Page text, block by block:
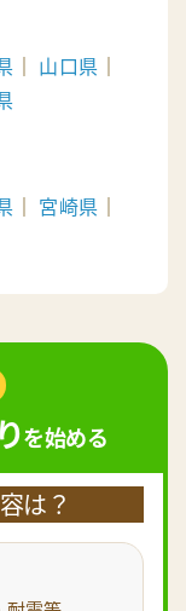
を始める
は？
山口県
宮崎県